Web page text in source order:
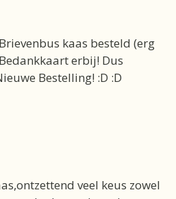
kaas besteld (erg
erbij! Dus
Bestelling! :D :D
veel keus zowel